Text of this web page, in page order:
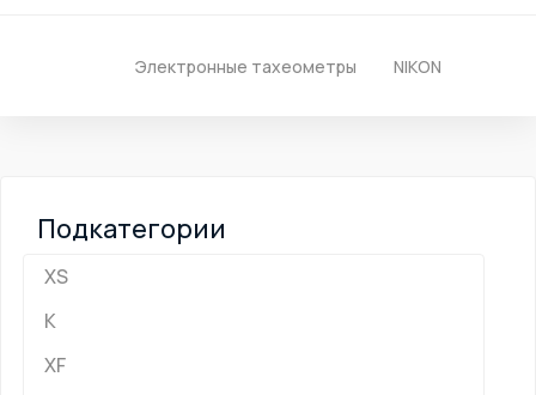
Электронные тахеометры NIKON
Подкатегории
XS
K
XF